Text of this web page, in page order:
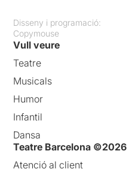
Disseny i programació:
Copymouse
Vull veure
Teatre
Musicals
Humor
Infantil
Dansa
Teatre Barcelona ©2026
Atenció al client